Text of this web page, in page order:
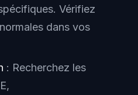
Vérifiez
dans vos
: Recherchez les